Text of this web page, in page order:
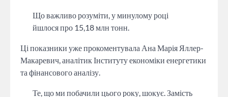
Що важливо розуміти, у минулому році
йшлося про 15,18 млн тонн.
Ці показники уже прокоментувала Ана Марія Яллер-
Макаревич, аналітик Інституту економіки енергетики
та фінансового аналізу.
Те, що ми побачили цього року, шокує. Замість